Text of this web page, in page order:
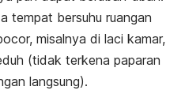
tempat bersuhu ruangan
misalnya di laci kamar,
(tidak terkena paparan
langsung).